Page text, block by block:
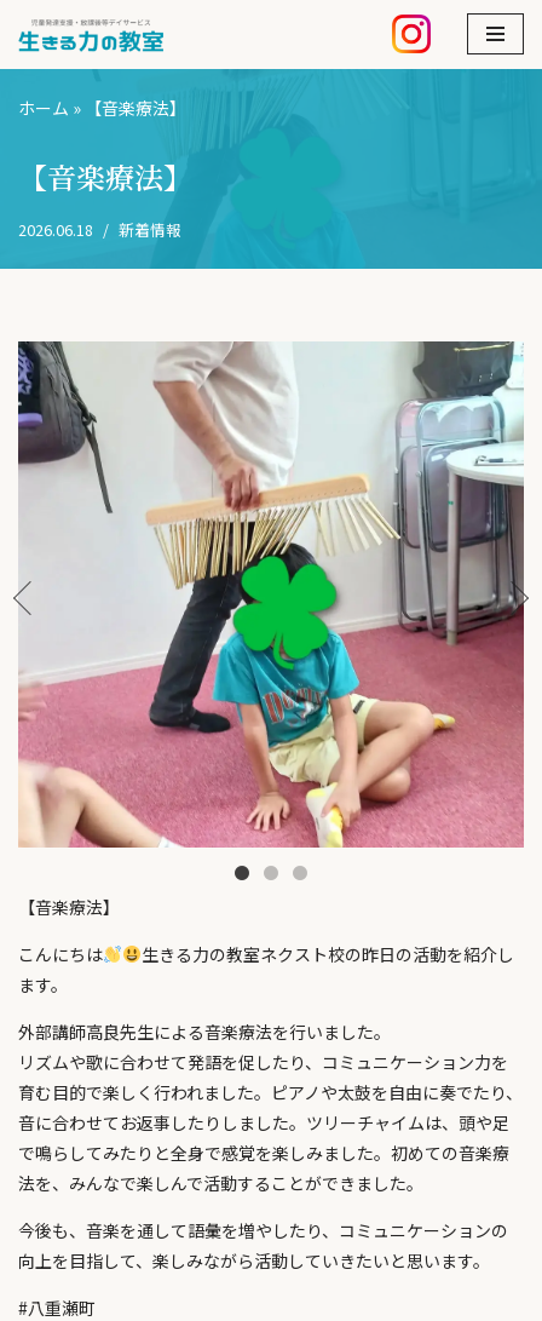
コ
ン
プ
ホーム » 【音楽療法】
【音楽療法】
2026.06.18 新着情報
【音楽療法】
こんにちは
生きる力の教室ネクスト校の昨日の活動を紹介し
ます。
外部講師高良先生による音楽療法を行いました。
リズムや歌に合わせて発語を促したり、コミュニケーション力を
育む目的で楽しく行われました。ピアノや太鼓を自由に奏でたり、
音に合わせてお返事したりしました。ツリーチャイムは、頭や足
で鳴らしてみたりと全身で感覚を楽しみました。初めての音楽療
法を、みんなで楽しんで活動することができました。
今後も、音楽を通して語彙を増やしたり、コミュニケーションの
向上を目指して、楽しみながら活動していきたいと思います。
#八重瀬町